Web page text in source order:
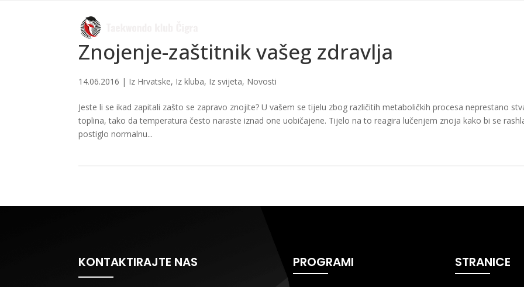
Znojenje-zaštitnik vašeg zdravlja
14.06.2016 | Iz Hrvatske, Iz kluba, Iz svijeta, Novosti
Jeste li se ikad zapitali zašto se zapravo znojite? U vašem se tijelu zbog različitih metaboličkih procesa neprestano
toplina, tako da temperatura često naraste iznad one uobičajene. Tijelo na to reagira lučenjem znoja kako bi se
postiglo normalnu...
KONTAKTIRAJTE NAS PROGRAMI STRANICE